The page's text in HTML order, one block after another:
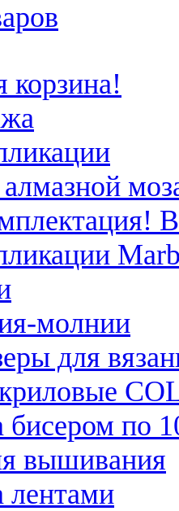
корзина!
молнии
для
по
вышивания